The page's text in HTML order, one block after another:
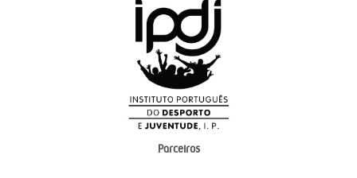
Parceiros